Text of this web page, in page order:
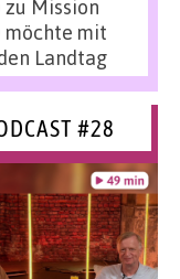
zu Mission
möchte mit
Landtag
#28